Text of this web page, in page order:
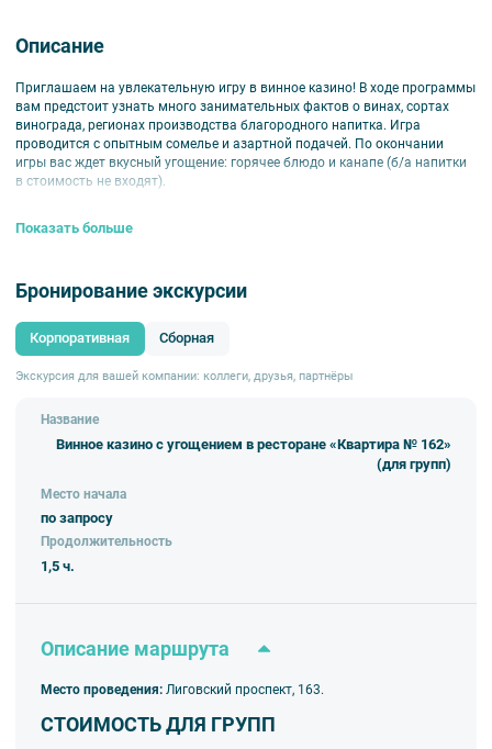
Описание
Приглашаем на увлекательную игру в винное казино! В ходе программы
вам предстоит узнать много занимательных фактов о винах, сортах
винограда, регионах производства благородного напитка. Игра
проводится с опытным сомелье и азартной подачей. По окончании
игры вас ждет вкусный угощение: горячее блюдо и канапе (б/а напитки
в стоимость не входят).
Показать больше
Бронирование экскурсии
Корпоративная Сборная
Экскурсия для вашей компании: коллеги, друзья, партнёры
Название
Винное казино с угощением в ресторане «Квартира № 162»
(для групп)
Место начала
по запросу
Продолжительность
1,5 ч.
Описание маршрута
Место проведения: Лиговский проспект, 163.
СТОИМОСТЬ ДЛЯ ГРУПП